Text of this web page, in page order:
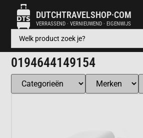
DUTCHTRAVELSHOP·COM
VERRASSEND · VERNIEUWEND · EIGENWIJS
0194644149154